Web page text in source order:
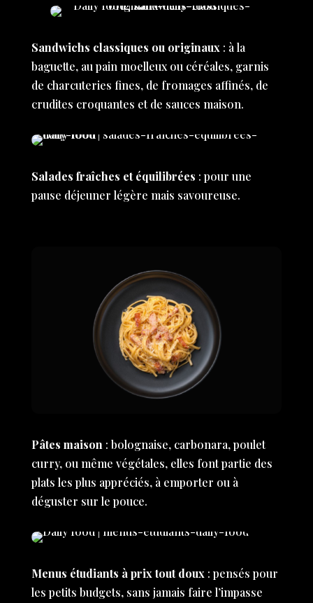
Sandwichs classiques ou originaux: à la
baguette, au pain moelleux ou céréales, garnis
de charcuteries fines, de fromages affinés, de
crudites croquantes et de sauces maison.
Salades fraîches et équilibrées : pour une
pause déjeuner légère mais savoureuse.
Pâtes maison: bolognaise, carbonara, poulet
curry, ou même végétales, elles font partie des
plats les plus appréciés, à emporter ou à
déguster sur le pouce.
Menus étudiants à prix tout doux: pensés pour
les petits budgets, sans jamais faire l’impasse